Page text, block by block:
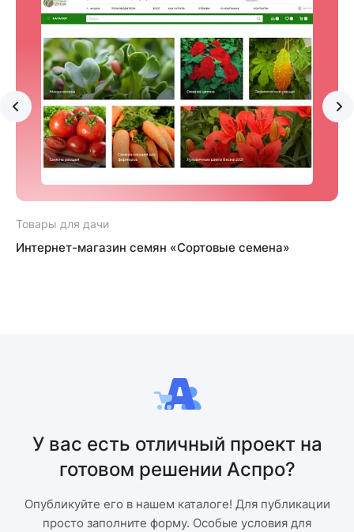
Товары для дачи
Интернет-магазин семян «Сортовые семена»
У вас есть отличный проект на
готовом решении Аспро?
Опубликуйте его в нашем каталоге! Для публикации
просто заполните форму. Особые условия для